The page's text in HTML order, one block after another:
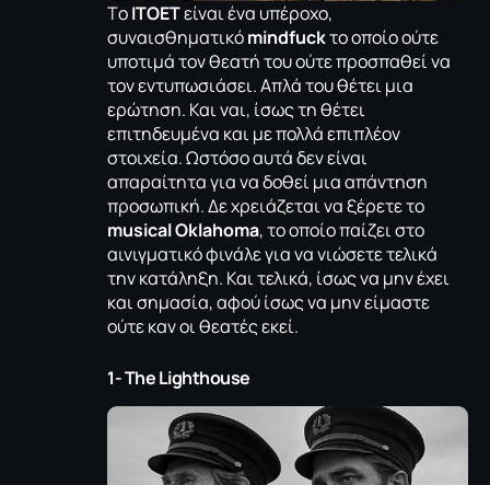
TοITOETείναι ένα υπέροχο,
συναισθηματικόmindfuckτο οποίο ούτε
υποτιμά τον θεατή του ούτε προσπαθεί να
τον εντυπωσιάσει. Απλά του θέτει μια
ερώτηση. Και ναι, ίσως τη θέτει
επιτηδευμένα και με πολλά επιπλέον
στοιχεία. Ωστόσο αυτά δεν είναι
απαραίτητα για να δοθεί μια απάντηση
προσωπική. Δε χρειάζεται να ξέρετε το
musical Oklahoma, το οποίο παίζει στο
αινιγματικό φινάλε για να νιώσετε τελικά
την κατάληξη. Και τελικά, ίσως να μην έχει
και σημασία, αφού ίσως να μην είμαστε
ούτε καν οι θεατές εκεί.
1- The Lighthouse